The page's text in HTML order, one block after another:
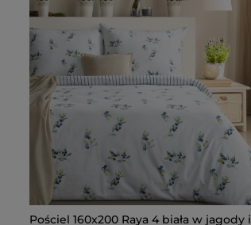
Pościel 160x200 Raya 4 biała w jagody i